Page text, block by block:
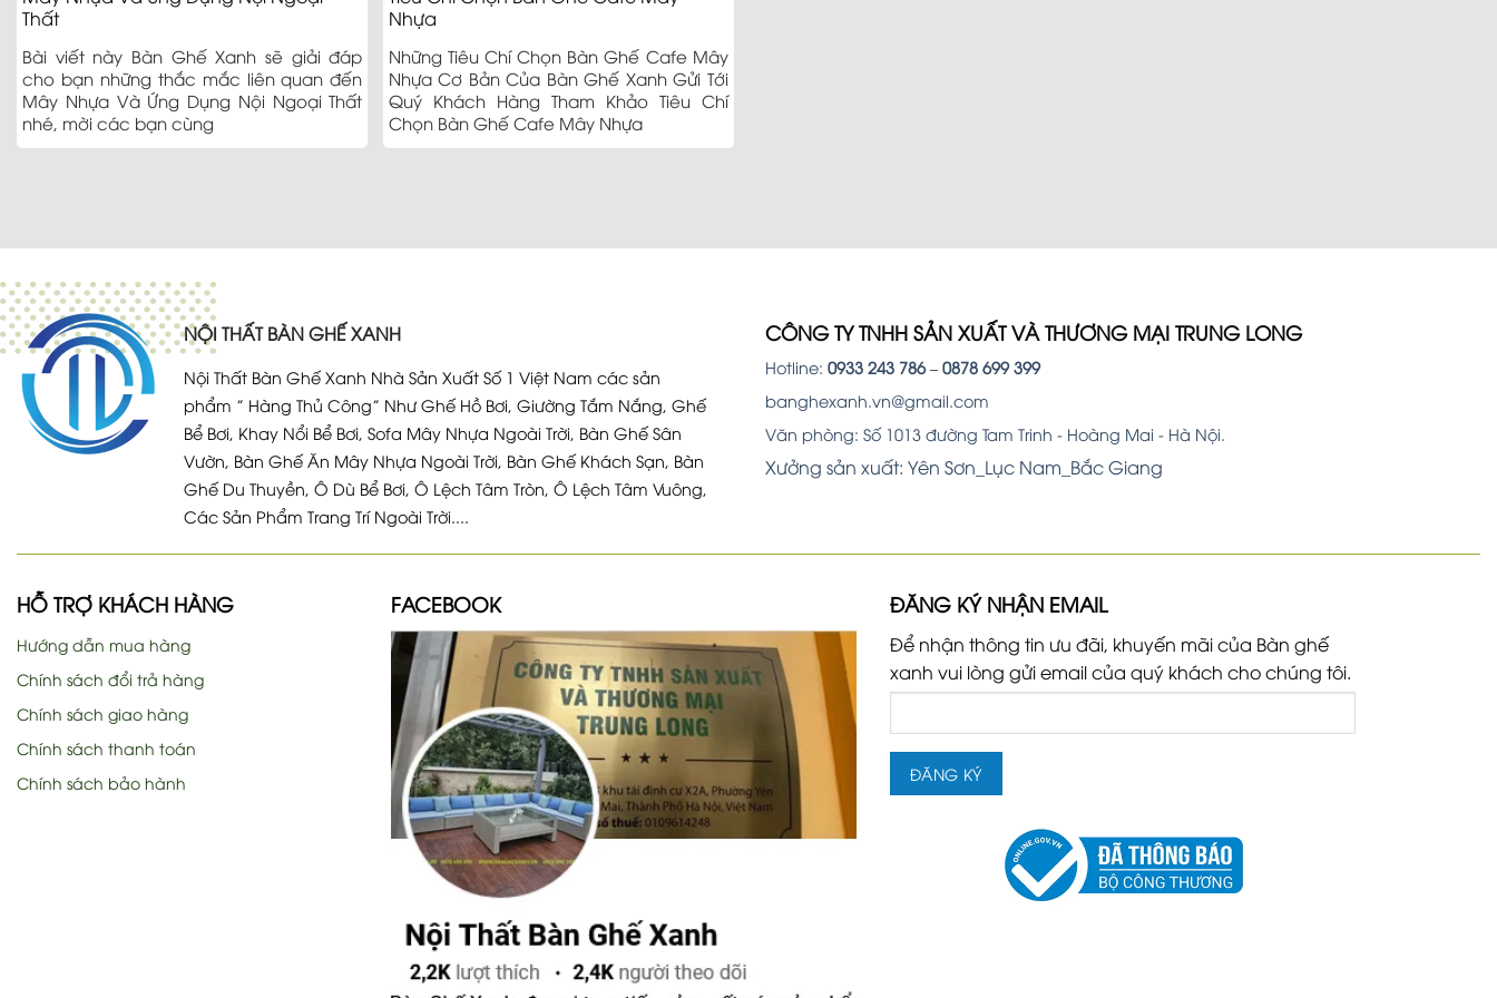
Thất
Bài viết này Bàn Ghế Xanh sẽ giải đáp
cho bạn những thắc mắc liên quan đến
Mây Nhựa Và Ứng Dụng Nội Ngoại Thất
nhé, mời các bạn cùng
Nhựa
Những Tiêu Chí Chọn Bàn Ghế Cafe Mây
Nhựa Cơ Bản Của Bàn Ghế Xanh Gửi Tới
Quý Khách Hàng Tham Khảo Tiêu Chí
Chọn Bàn Ghế Cafe Mây Nhựa
NỘI THẤT BÀN GHẾ XANH
Nội Thất Bàn Ghế Xanh Nhà Sản Xuất Số 1 Việt Nam các sản
phẩm ” Hàng Thủ Công” Như Ghế Hồ Bơi, Giường Tắm Nắng, Ghế
Bể Bơi, Khay Nổi Bể Bơi, Sofa Mây Nhựa Ngoài Trời, Bàn Ghế Sân
Vườn, Bàn Ghế Ăn Mây Nhựa Ngoài Trời, Bàn Ghế Khách Sạn, Bàn
Ghế Du Thuyền, Ô Dù Bể Bơi, Ô Lệch Tâm Tròn, Ô Lệch Tâm Vuông,
Các Sản Phẩm Trang Trí Ngoài Trời....
CÔNG TY TNHH SẢN XUẤT VÀ THƯƠNG MẠI TRUNG LONG
Hotline: 0933 243 786– 0878 699 399
banghexanh.vn@gmail.com
Văn phòng: Số 1013 đường Tam Trinh - Hoàng Mai - Hà Nội.
Xưởng sản xuất: Yên Sơn_Lục Nam_Bắc Giang
HỖ TRỢ KHÁCH HÀNG
Hướng dẫn mua hàng
Chính sách đổi trả hàng
Chính sách giao hàng
Chính sách thanh toán
Chính sách bảo hành
FACEBOOK ĐĂNG KÝ NHẬN EMAIL
Để nhận thông tin ưu đãi, khuyến mãi của Bàn ghế
xanh vui lòng gửi email của quý khách cho chúng tôi.